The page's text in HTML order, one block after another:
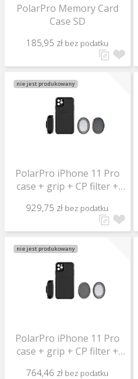
PolarPro Memory Card
Case SD
185,95 zł bez podatku
nie jest produkowany
PolarPro iPhone 11 Pro
case + grip + CP filter +
929,75 zł bez podatku
nie jest produkowany
PolarPro iPhone 11 Pro
case + grip + CP filter +
764,46 zł bez podatku